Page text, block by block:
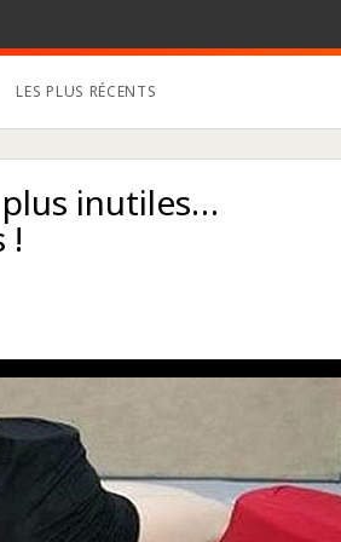
LES PLUS RÉCENTS
inutiles…
!